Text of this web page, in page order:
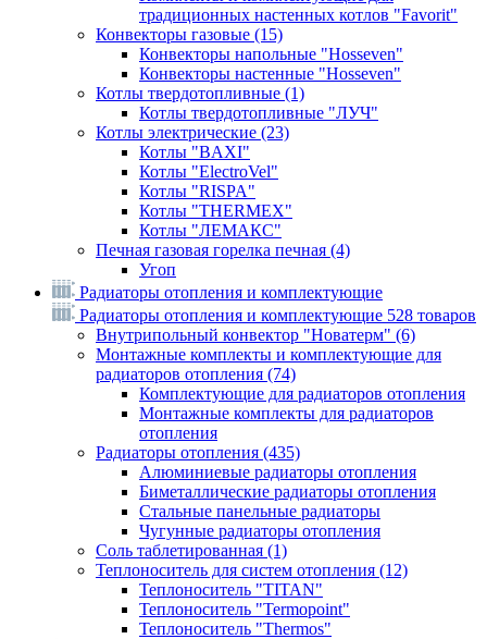
традиционных настенных котлов "Favorit"
Конвекторы газовые (15)
Конвекторы напольные "Hosseven"
Конвекторы настенные "Hosseven"
Котлы твердотопливные (1)
Котлы твердотопливные "ЛУЧ"
Котлы электрические (23)
Котлы "BAXI"
Котлы "ElectroVel"
Котлы "RISPA"
Котлы "THERMEX"
Котлы "ЛЕМАКС"
Печная газовая горелка печная (4)
Угоп
Радиаторы отопления и комплектующие
Радиаторы отопления и комплектующие 528 товаров
Внутрипольный конвектор "Новатерм" (6)
Монтажные комплекты и комплектующие для
радиаторов отопления (74)
Комплектующие для радиаторов отопления
Монтажные комплекты для радиаторов
отопления
Радиаторы отопления (435)
Алюминиевые радиаторы отопления
Биметаллические радиаторы отопления
Стальные панельные радиаторы
Чугунные радиаторы отопления
Соль таблетированная (1)
Теплоноситель для систем отопления (12)
Теплоноситель "TITAN"
Теплоноситель "Termopoint"
Теплоноситель "Thermos"